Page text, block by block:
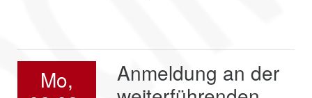
Mo,
Anmeldung an der